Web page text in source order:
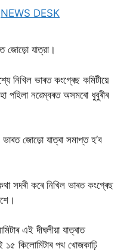
NEWS DESK
জোড়ো যাত্রা।
নিখিল ভাৰত কংগ্ৰেছ কমিটীয়ে
পহিলা নৱেম্বৰত অসমৰো ধুবুৰীৰ
জোড়ো যাত্ৰা সমাপ্ত হ’ব
সদৰী কৰে নিখিল ভাৰত কংগ্ৰেছ
এই দীঘলীয়া যাত্ৰাত
১৫ কিলোমিটাৰ পথ খোজকাঢ়ি